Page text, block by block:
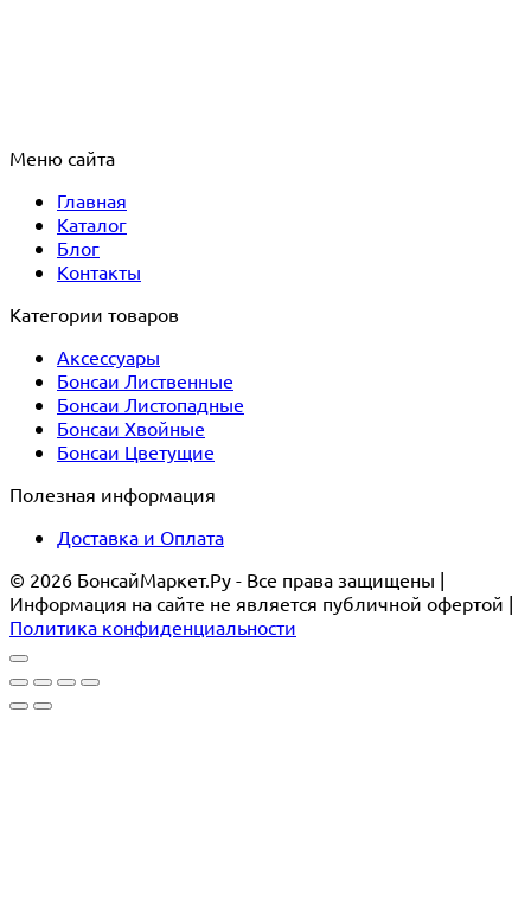
Меню сайта
Главная
Каталог
Блог
Контакты
Категории товаров
Аксессуары
Бонсаи Лиственные
Бонсаи Листопадные
Бонсаи Хвойные
Бонсаи Цветущие
Полезная информация
Доставка и Оплата
© 2026 БонсайМаркет.Ру - Все права защищены |
Информация на сайте не является публичной офертой |
Политика конфиденциальности